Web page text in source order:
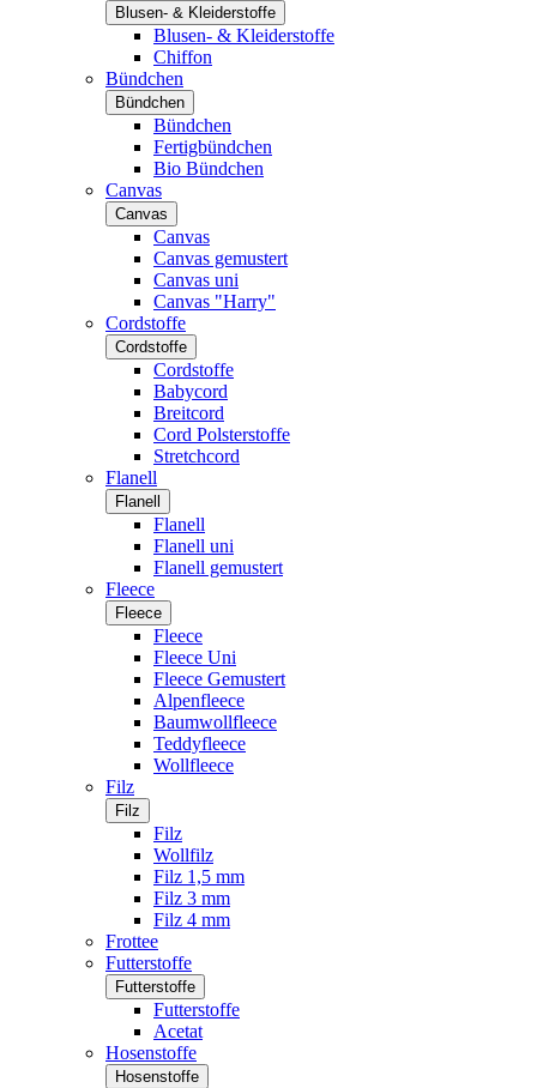
Blusen- & Kleiderstoffe
Blusen- & Kleiderstoffe
Chiffon
Bündchen
Bündchen
Bündchen
Fertigbündchen
Bio Bündchen
Canvas
Canvas
Canvas
Canvas gemustert
Canvas uni
Canvas "Harry"
Cordstoffe
Cordstoffe
Cordstoffe
Babycord
Breitcord
Cord Polsterstoffe
Stretchcord
Flanell
Flanell
Flanell
Flanell uni
Flanell gemustert
Fleece
Fleece
Fleece
Fleece Uni
Fleece Gemustert
Alpenfleece
Baumwollfleece
Teddyfleece
Wollfleece
Filz
Filz
Filz
Wollfilz
Filz 1,5 mm
Filz 3 mm
Filz 4 mm
Frottee
Futterstoffe
Futterstoffe
Futterstoffe
Acetat
Hosenstoffe
Hosenstoffe